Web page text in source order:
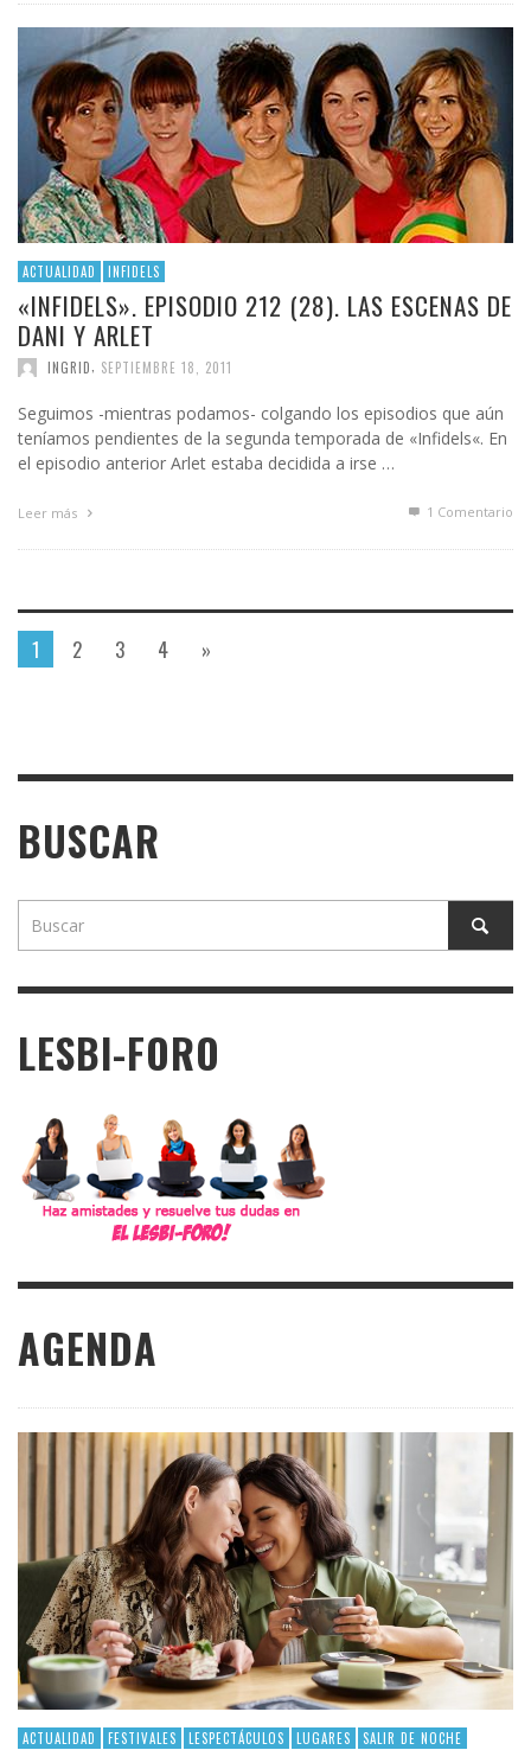
ACTUALIDAD INFIDELS
«INFIDELS». EPISODIO 212 (28). LAS ESCENAS DE
DANI Y ARLET
INGRID SEPTIEMBRE 18, 2011
Seguimos -mientras podamos- colgando los episodios que aún
teníamos pendientes de la segunda temporada de «Infidels«. En
el episodio anterior Arlet estaba decidida a irse …
Leer más 1 Comentario
1 2 3 4 »
BUSCAR
LESBI-FORO
AGENDA
ACTUALIDAD FESTIVALES LESPECTÁCULOS LUGARES SALIR DE NOCHE